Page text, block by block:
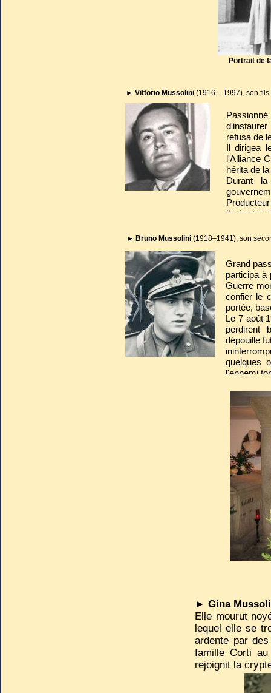
► Vittorio Mussolini (1916 – 1997), son fils
refusa de
Il dirigea
l'Alliance
hérita de
Durant
il vécut
► Bruno Mussolini (1918–1941), son
Grand
participa à
Guerre
confier le
portée,
Le 7 août
perdirent
dépouille
quelques
l'ennemi
► Gina
Elle mourut
lequel elle se
ardente par
famille Corti
rejoignit la
Portrait de